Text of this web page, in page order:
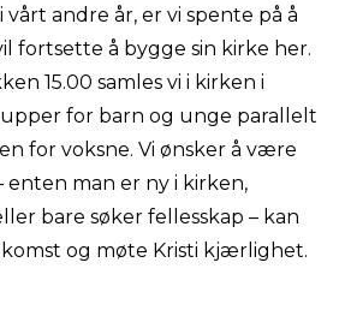
vårt andre år, er vi spente på å
fortsette å bygge sin kirke her.
15.00 samles vi i kirken i
for barn og unge parallelt
for voksne. Vi ønsker å være
enten man er ny i kirken,
bare søker fellesskap – kan
og møte Kristi kjærlighet.